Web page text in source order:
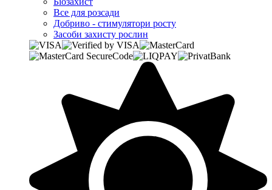
Все для розсади
Добриво - стимулятори росту
Засоби захисту рослин